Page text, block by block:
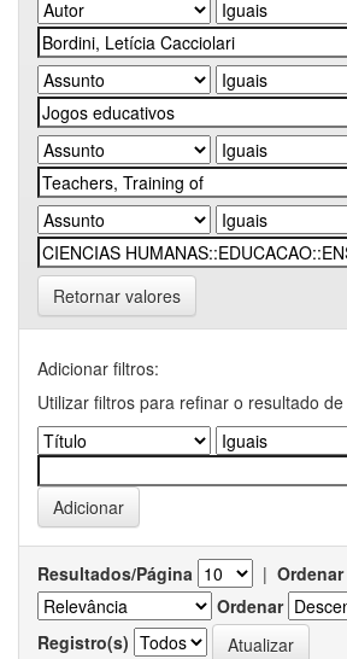
Retornar valores
Adicionar filtros:
Utilizar filtros para refinar o resultado
Resultados/Página |
Ordenar
Registro(s)